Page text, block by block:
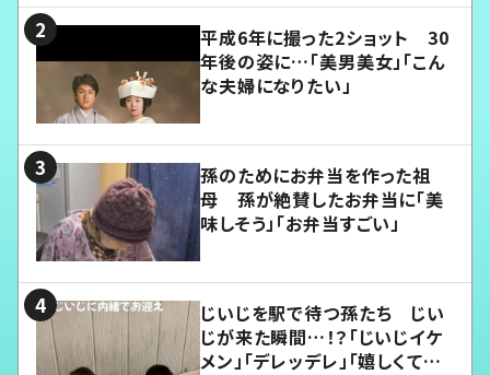
平成6年に撮った2ショット 30
年後の姿に…「美男美女」「こん
な夫婦になりたい」
孫のためにお弁当を作った祖
母 孫が絶賛したお弁当に「美
味しそう」「お弁当すごい」
じいじを駅で待つ孫たち じい
じが来た瞬間…！？「じいじイケ
メン」「デレッデレ」「嬉しくて可